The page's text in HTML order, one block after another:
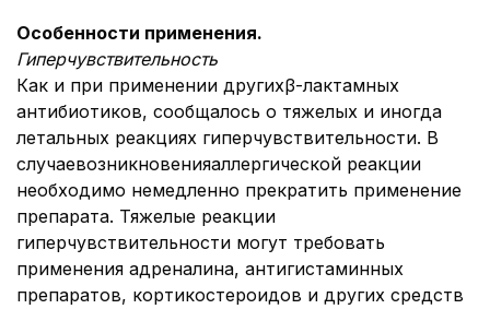
Особенности применения.
Гиперчувствительность
Как и при применении другихβ-лактамных
антибиотиков, сообщалось о тяжелых и иногда
летальных реакциях гиперчувствительности. В
случаевозникновенияаллергической реакции
необходимо немедленно прекратить применение
препарата. Тяжелые реакции
гиперчувствительности могут требовать
применения адреналина, антигистаминных
препаратов, кортикостероидов и других средств